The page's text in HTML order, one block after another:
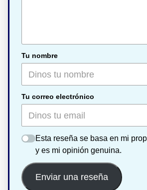
Tu nombre
Tu correo electrónico
Esta reseña se basa en mi
y es mi opinión genuina.
Enviar una reseña